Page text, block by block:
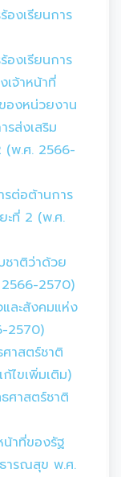
องเรียนการ
องเรียนการ
เจ้าหน้าที่
องหน่วยงาน
ส่งเสริม
(พ.ศ. 2566-
รต่อต้านการ
ะที่ 2 (พ.ศ.
ชาติว่าด้วย
2570)
ละสังคมแห่ง
2570)
าสตร์ชาติ
ไขเพิ่มเติม)
ศาสตร์ชาติ
น้าที่ของรัฐ
ารณสุข พ.ศ.